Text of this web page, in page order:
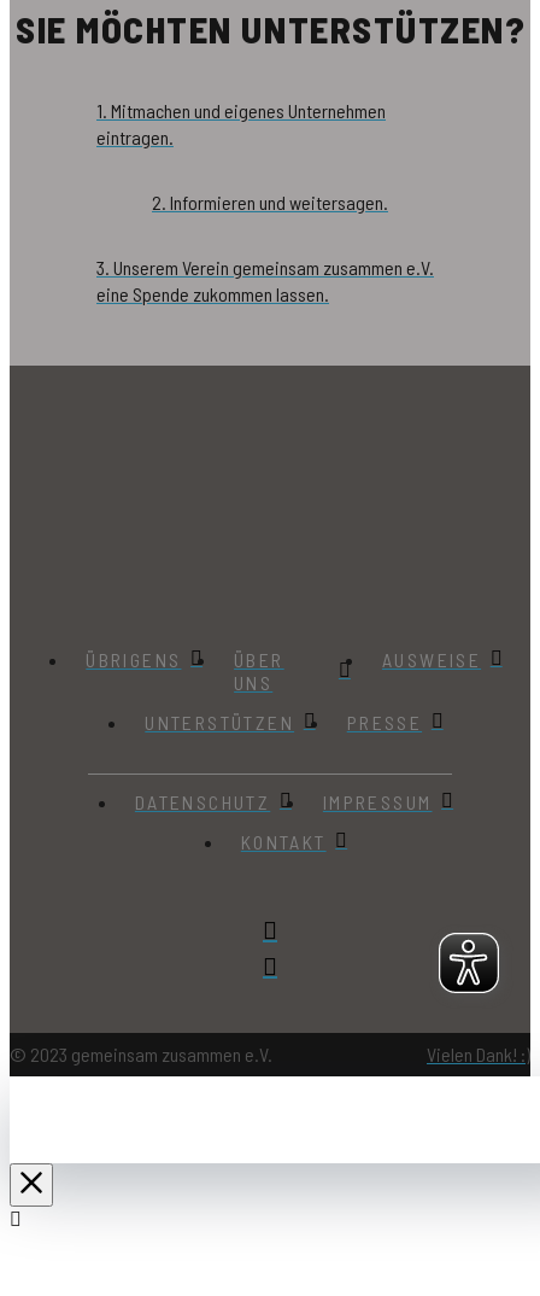
SIE MÖCHTEN UNTERSTÜTZEN?
1. Mitmachen und eigenes Unternehmen
eintragen.
2. Informieren und weitersagen.
3. Unserem Verein gemeinsam zusammen e.V.
eine Spende zukommen lassen.
ÜBRIGENS
ÜBER
UNS
AUSWEISE
UNTERSTÜTZEN PRESSE
DATENSCHUTZ
IMPRESSUM
KONTAKT
© 2023 gemeinsam zusammen e.V. Vielen Dank! :)